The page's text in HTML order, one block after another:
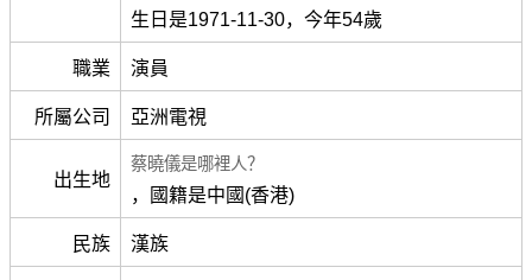
生日是1971-11-30，今年54歲
職業 演員
所屬公司 亞洲電視
出生地
蔡曉儀是哪裡人？
，國籍是中國(香港)
民族 漢族